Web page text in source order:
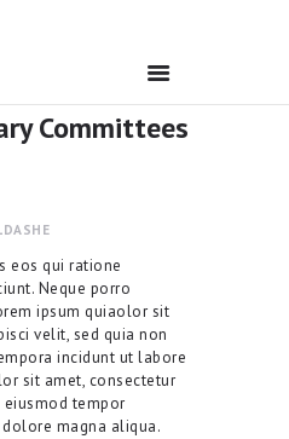
Us
Committees
eos qui ratione
Neque porro
ipsum quiaolor sit
velit, sed quia non
incidunt ut labore
sit amet, consectetur
tempor
magna aliqua.